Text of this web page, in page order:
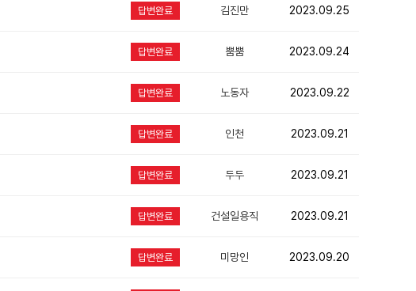
답변완료 김진만 2023.09.25
답변완료 뿜뿜 2023.09.24
답변완료 노동자 2023.09.22
답변완료 인천 2023.09.21
답변완료 두두 2023.09.21
답변완료 건설일용직 2023.09.21
답변완료 미망인 2023.09.20